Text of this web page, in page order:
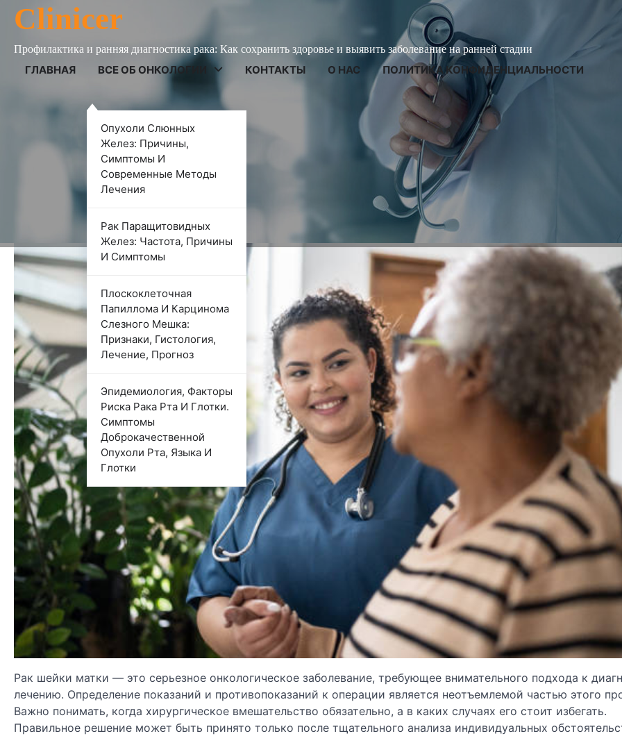
SkipClinicer
Профилактика и ранняя диагностика рака: Как сохранить здоровье и выявить заболевание на ранней стадии
ГЛАВНАЯ ВСЕ ОБ ОНКОЛОГИИ
Опухоли Слюнных
Желез: Причины,
Симптомы И
Современные Методы
Лечения
Рак Паращитовидных
Желез: Частота, Причины
И Симптомы
Плоскоклеточная
Папиллома И Карцинома
Слезного Мешка:
Признаки, Гистология,
Лечение, Прогноз
Эпидемиология, Факторы
Риска Рака Рта И Глотки.
Симптомы
Доброкачественной
Опухоли Рта, Языка И
Глотки
КОНТАКТЫ О НАС ПОЛИТИКА КОНФИДЕНЦИАЛЬНОСТИ
ВСЕ ОБ ОНКОЛОГИИ
Показания и противопоказания к операции по
удалению рака шейки матки
Рак шейки матки — это серьезное онкологическое заболевание, требующее внимательного подхода к
лечению. Определение показаний и противопоказаний к операции является неотъемлемой частью этого
Важно понимать, когда хирургическое вмешательство обязательно, а в каких случаях его стоит избегать.
Правильное решение может быть принято только после тщательного анализа индивидуальных